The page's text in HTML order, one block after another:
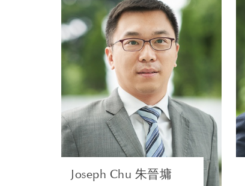
Joseph Chu 朱晉墉
Joseph Chu 朱晉
墉
合夥人 | 香港
訴訟及仲裁
瀏覽簡介